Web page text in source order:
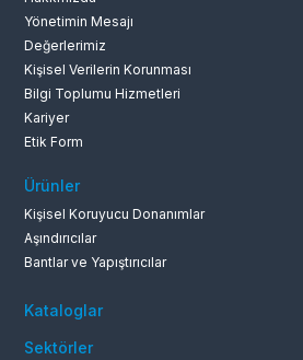
Yönetimin Mesajı
Değerlerimiz
Kişisel Verilerin Korunması
Bilgi Toplumu Hizmetleri
Kariyer
Etik Form
Ürünler
Kişisel Koruyucu Donanımlar
Aşındırıcılar
Bantlar ve Yapıştırıcılar
Kataloglar
Sektörler